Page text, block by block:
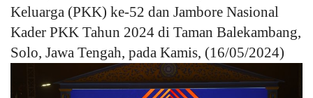
Informasi Journalism
Olahraga
Kesehatan
Keluarga (PKK) ke-52 dan Jambore Nasional
Kader PKK Tahun 2024 di Taman Balekambang,
Solo, Jawa Tengah, pada Kamis, (16/05/2024)